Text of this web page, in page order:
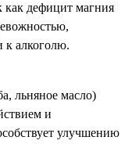
дефицит магния
к алкоголю.
льняное масло)
и
улучшению